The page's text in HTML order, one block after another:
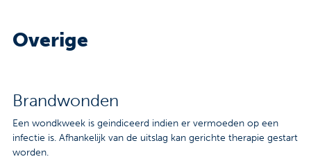
Over Saltro
Duurzaamheid en Good Governance
Overige
Brandwonden
Een wondkweek is geindiceerd indien er vermoeden op een
infectie is. Afhankelijk van de uitslag kan gerichte therapie gestart
worden.